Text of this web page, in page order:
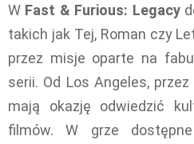
W Fast & Furious: Legacy
takich jak Tej, Roman czy
przez misje oparte na
serii. Od Los Angeles, przez
mają okazję odwiedzić
filmów. W grze